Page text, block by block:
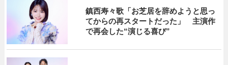
鎮西寿々歌「お芝居を辞めようと思っ
てからの再スタートだった」 主演作
で再会した“演じる喜び”